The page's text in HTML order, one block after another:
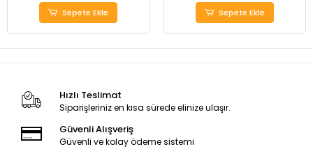
Sepete Ekle Sepete Ekle
Hızlı Teslimat
Siparişleriniz en kısa sürede elinize ulaşır.
Güvenli Alışveriş
Güvenli ve kolay ödeme sistemi